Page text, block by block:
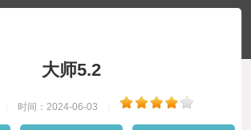
大师5.2
时间：2024-06-03